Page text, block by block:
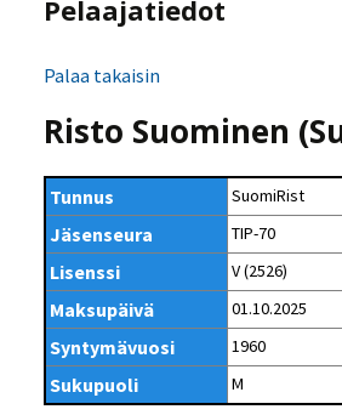
Pelaajatiedot
Palaa takaisin
Risto Suominen
Tunnus SuomiRist
Jäsenseura TIP-70
Lisenssi V (2526)
Maksupäivä 01.10.2025
Syntymävuosi 1960
Sukupuoli M